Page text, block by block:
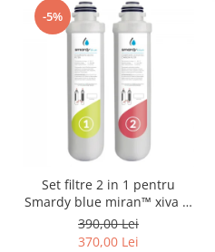
-5%
Set filtre 2 in 1 pentru
Smardy blue miran™ xiva ™
noura™ zagora ™
schimbare la 6 luni
390,00 Lei
370,00 Lei